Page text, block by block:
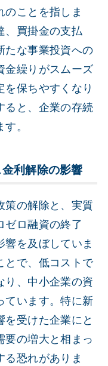
のことを指しま
、買掛金の支払
たな事業投資への
金繰りがスムーズ
保ちやすくなり
ると、企業の存続
。
利解除の影響
策の解除と、実質
ゼロ融資の終了
を及ぼしていま
とで、低コストで
り、中小企業の資
ています。特に新
受けた企業にと
要の増大と相まっ
る恐れがありま